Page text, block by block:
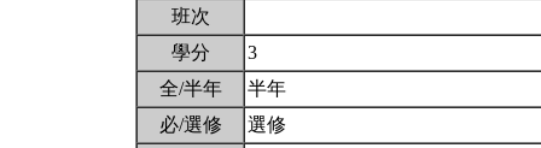
班次
學分
3
全/半年
半年
必/選修
選修